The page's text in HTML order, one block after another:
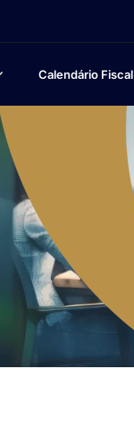
Calendário Fiscal